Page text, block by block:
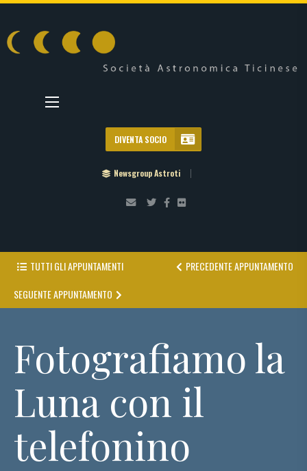
DIVENTA SOCIO
Newsgroup Astroti
TUTTI GLI APPUNTAMENTI
PRECEDENTE APPUNTAMENTO
SEGUENTE APPUNTAMENTO
Fotografiamo la
Luna con il
telefonino